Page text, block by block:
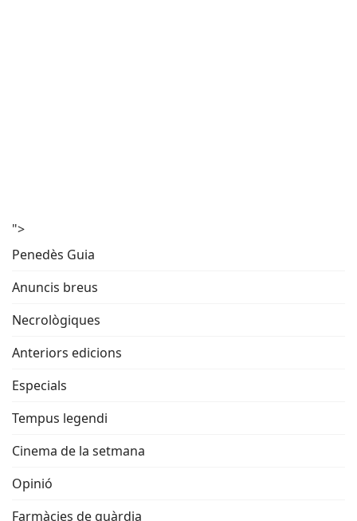
">
Penedès Guia
Anuncis breus
Necrològiques
Anteriors edicions
Especials
Tempus legendi
Cinema de la setmana
Opinió
Farmàcies de guàrdia